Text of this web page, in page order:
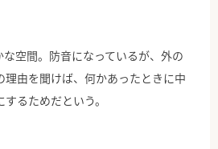
空間。防音になっているが、外の
由を聞けば、何かあったときに中
るためだという。